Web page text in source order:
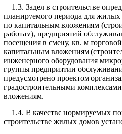
1.3. Задел в строительстве
планируемого периода для
по капитальным вложениям
работам), предприятий
посещения в смену, кв. м
капитальным вложениям
инженерного оборудования
группы предприятий
предусмотрено проектом
градостроительными
вложениям.
1.4. В качестве нормируемых
строительстве жилых домов